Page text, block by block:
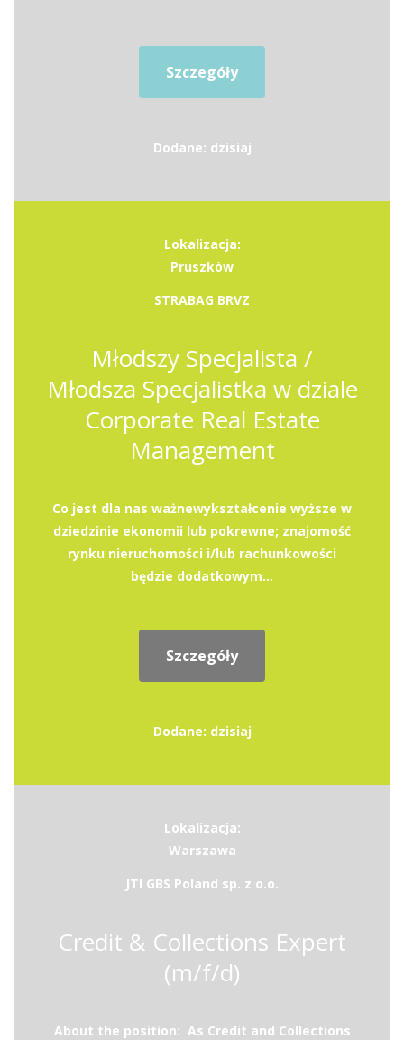
Szczegóły
Dodane: dzisiaj
Lokalizacja:
Pruszków
STRABAG BRVZ
Młodszy Specjalista /
Młodsza Specjalistka w dziale
Corporate Real Estate
Management
Co jest dla nas ważnewykształcenie wyższe w
dziedzinie ekonomii lub pokrewne; znajomość
rynku nieruchomości i/lub rachunkowości
będzie dodatkowym...
Szczegóły
Dodane: dzisiaj
Lokalizacja:
Warszawa
JTI GBS Poland sp. z o.o.
Credit & Collections Expert
(m/f/d)
About the position: As Credit and Collections